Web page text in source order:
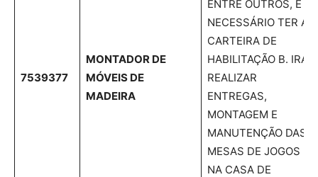
7539377
MONTADOR DE
MÓVEIS DE
MADEIRA
ENTRE OUTROS, É
NECESSÁRIO TER A
CARTEIRA DE
HABILITAÇÃO B. IRÁ
REALIZAR
ENTREGAS,
MONTAGEM E
MANUTENÇÃO DAS
MESAS DE JOGOS
NA CASA DE